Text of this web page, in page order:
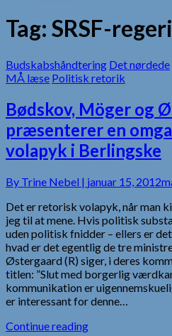
Tag: SRSF-
Budskabshåndtering Det nørdede
MÅ læse Politisk retorik
Bødskov, Möger og
præsenterer en
volapyk i Berlingske
By Trine Nebel | januar 15, 2012
Det er retorisk volapyk, når man
jeg til at mene. Hvis politisk
uden politisk fnidder – ellers er
hvad er det egentlig de tre
Østergaard (R) siger, i deres
titlen: ”Slut med borgerlig
kommunikation er
er interessant for denne…
Continue reading